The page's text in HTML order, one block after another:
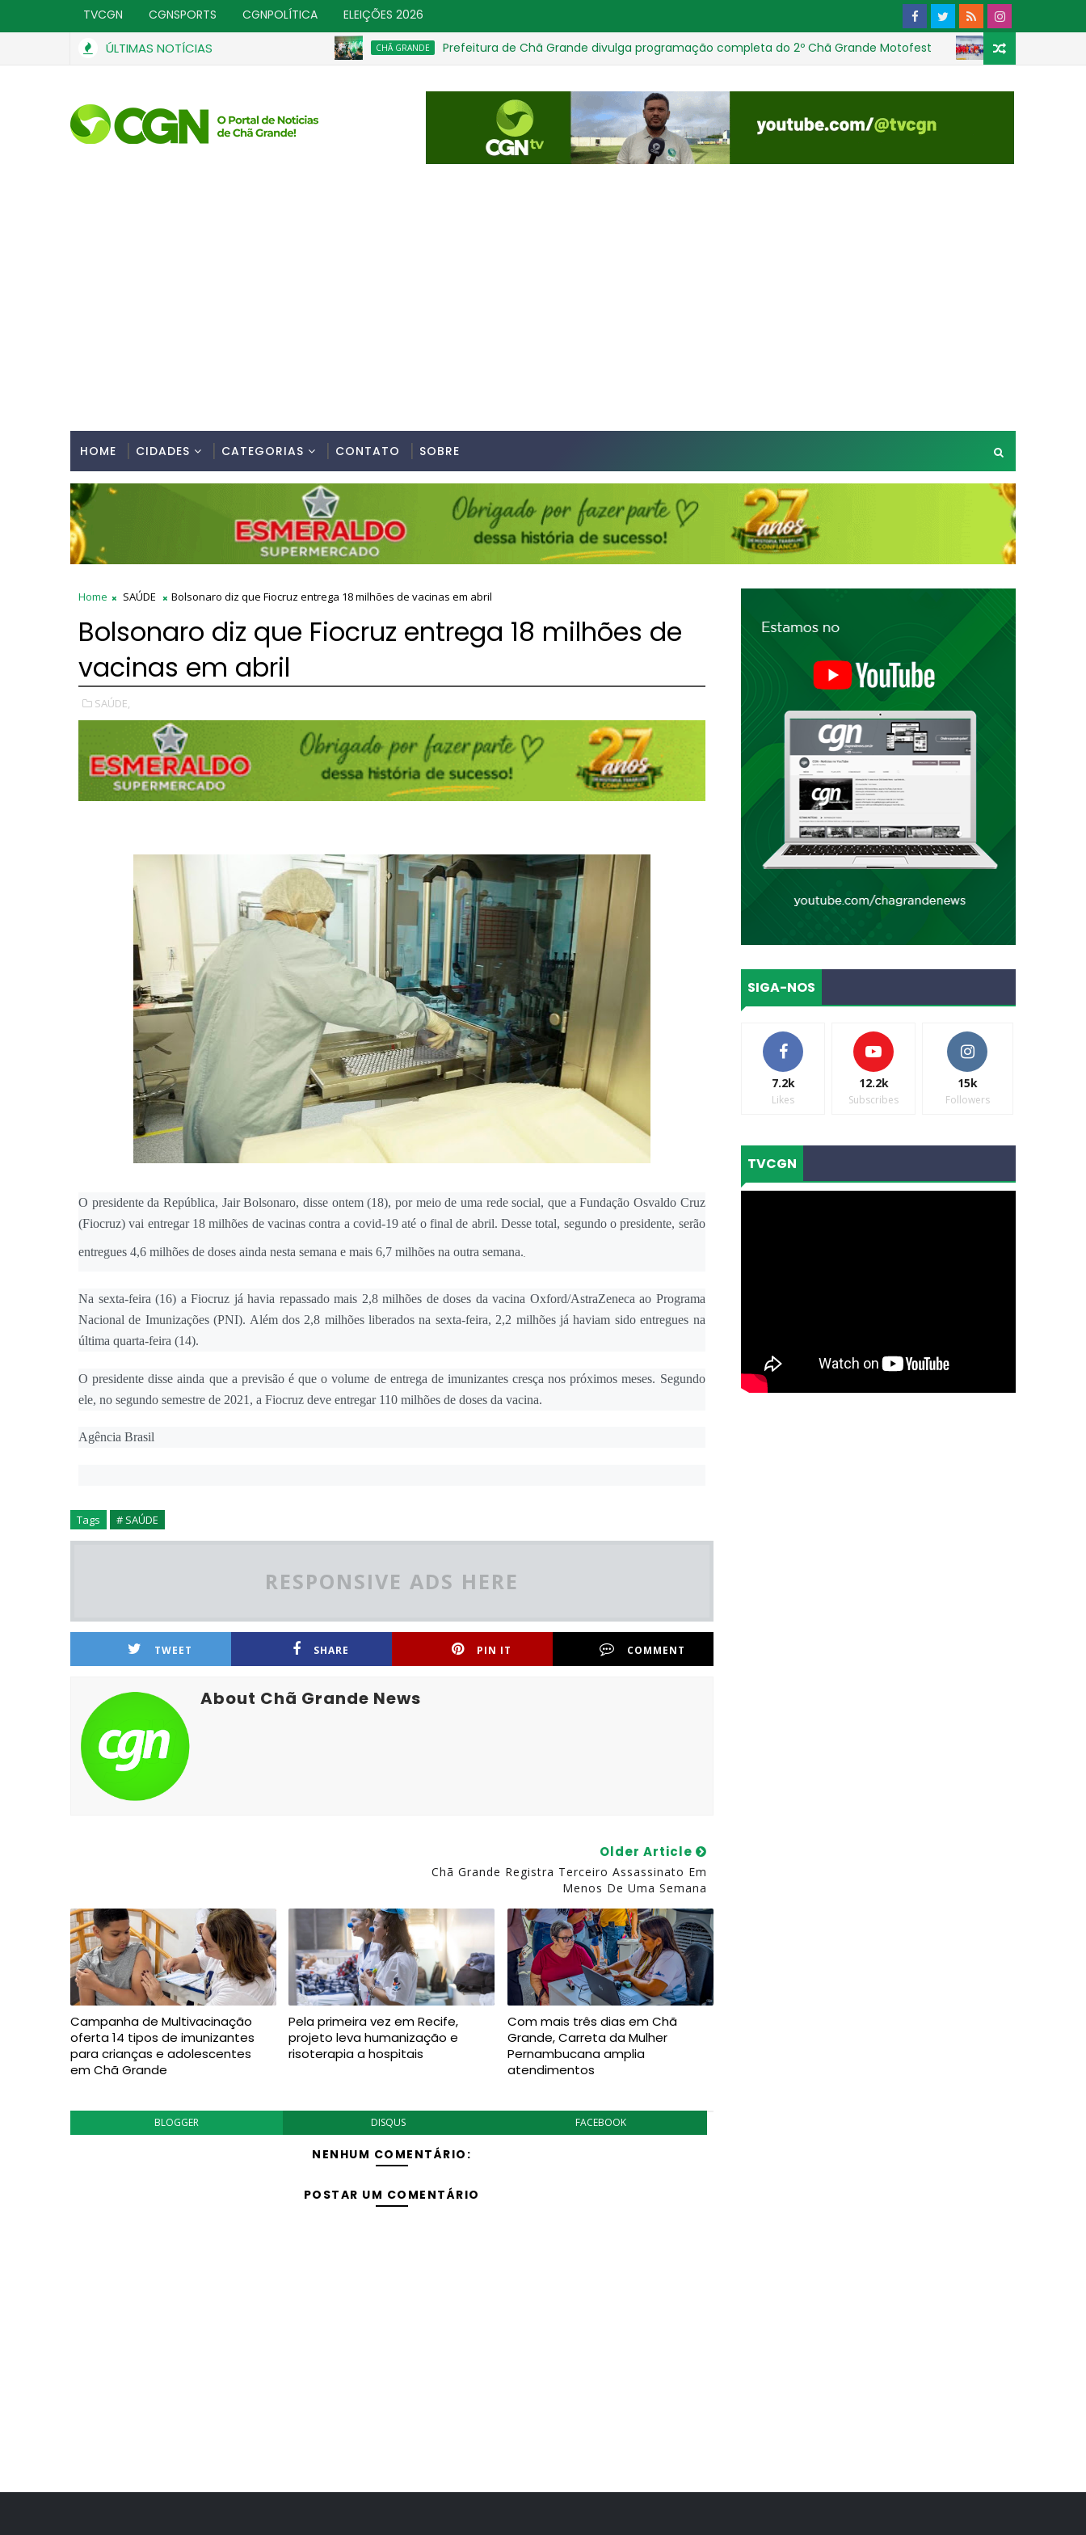
TVCGN CGNSPORTS CGNPOLÍTICA ELEIÇÕES 2026
ÚLTIMAS NOTÍCIAS CHÃ GRANDE Prefeitura de Chã Grande divulga programação completa do 2º Chã Grande Motofest CHÃ GRANDE
HOME CIDADES CATEGORIAS CONTATO SOBRE
Home SAÚDE Bolsonaro diz que Fiocruz entrega 18 milhões de vacinas em abril
Bolsonaro diz que Fiocruz entrega 18 milhões de
vacinas em abril
SAÚDE,
O presidente da República, Jair Bolsonaro, disse ontem (18), por meio de uma rede social, que a Fundação Osvaldo Cruz
(Fiocruz) vai entregar 18 milhões de vacinas contra a covid-19 até o final de abril. Desse total, segundo o presidente, serão
entregues 4,6 milhões de doses ainda nesta semana e mais 6,7 milhões na outra semana.
Na sexta-feira (16) a Fiocruz já havia repassado mais 2,8 milhões de doses da vacina Oxford/AstraZeneca ao Programa
Nacional de Imunizações (PNI). Além dos 2,8 milhões liberados na sexta-feira, 2,2 milhões já haviam sido entregues na
última quarta-feira (14).
O presidente disse ainda que a previsão é que o volume de entrega de imunizantes cresça nos próximos meses. Segundo
ele, no segundo semestre de 2021, a Fiocruz deve entregar 110 milhões de doses da vacina.
Agência Brasil
Tags # SAÚDE
RESPONSIVE ADS HERE
TWEET SHARE PIN IT COMMENT
About Chã Grande News
Older Article
Chã Grande Registra Terceiro Assassinato Em
Menos De Uma Semana
Campanha de Multivacinação
oferta 14 tipos de imunizantes
para crianças e adolescentes
em Chã Grande
Pela primeira vez em Recife,
projeto leva humanização e
risoterapia a hospitais
Com mais três dias em Chã
Grande, Carreta da Mulher
Pernambucana amplia
atendimentos
BLOGGER DISQUS FACEBOOK
NENHUM COMENTÁRIO:
POSTAR UM COMENTÁRIO
SIGA-NOS
7.2k
Likes
12.2k
Subscribes
15k
Followers
TVCGN